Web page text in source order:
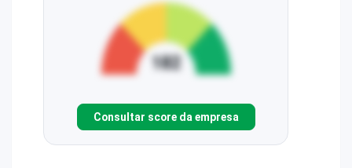
Consultar score da empresa